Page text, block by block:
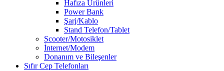
Hafıza Ürünleri
Power Bank
Şarj/Kablo
Stand Telefon/Tablet
Scooter/Motosiklet
İnternet/Modem
Donanım ve Bileşenler
Sıfır Cep Telefonları